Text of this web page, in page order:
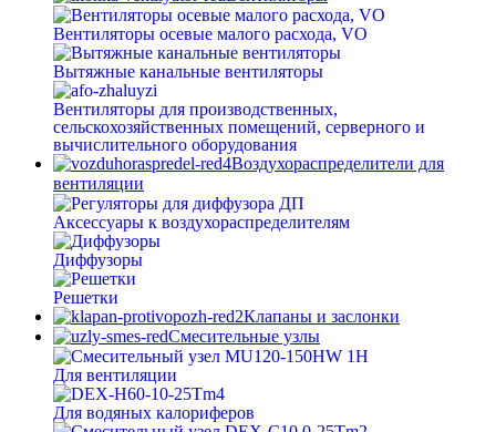
Вентиляторы осевые малого расхода, VO
Вытяжные канальные вентиляторы
Вентиляторы для производственных,
сельскохозяйственных помещений, серверного и
вычислительного оборудования
Воздухораспределители для
вентиляции
Аксессуары к воздухораспределителям
Диффузоры
Решетки
Клапаны и заслонки
Смесительные узлы
Для вентиляции
Для водяных калориферов